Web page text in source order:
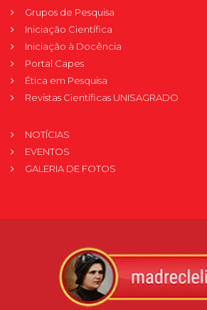
Grupos de Pesquisa
Iniciação Científica
Iniciação à Docência
Portal Capes
Ética em Pesquisa
Revistas Científicas UNISAGRADO
NOTÍCIAS
EVENTOS
GALERIA DE FOTOS